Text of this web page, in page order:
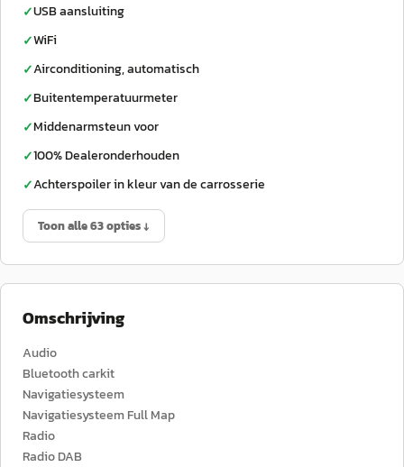
✓USB aansluiting
✓WiFi
✓Airconditioning, automatisch
✓Buitentemperatuurmeter
✓Middenarmsteun voor
✓100% Dealeronderhouden
✓Achterspoiler in kleur van de carrosserie
Toon alle 63 opties ↓
Omschrijving
Audio
Bluetooth carkit
Navigatiesysteem
Navigatiesysteem Full Map
Radio
Radio DAB